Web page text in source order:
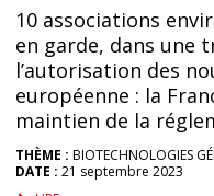
10 associations
en garde, dans une
l’autorisation des
européenne : la
maintien de la
THÈME : BIOTECHNOLOGIES
DATE : 21 septembre 2023